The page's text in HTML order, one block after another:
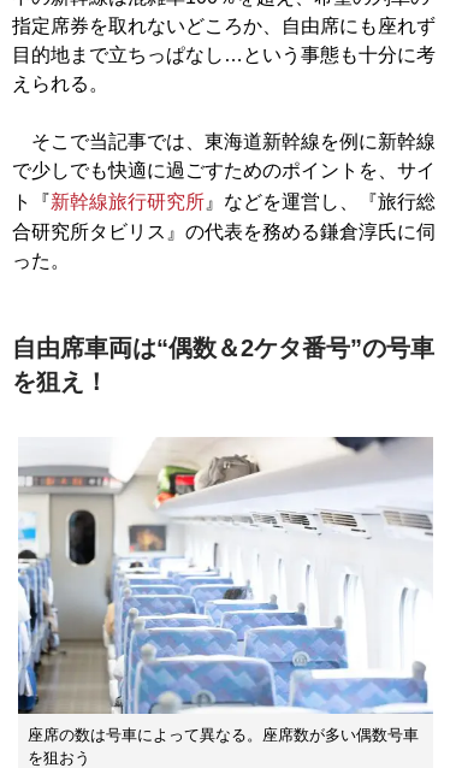
指定席券を取れないどころか、自由席にも座れず
目的地まで立ちっぱなし…という事態も十分に考
えられる。
そこで当記事では、東海道新幹線を例に新幹線
で少しでも快適に過ごすためのポイントを、サイ
ト『新幹線旅行研究所 』などを運営し、『旅行総
合研究所タビリス』の代表を務める鎌倉淳氏に伺
った。
自由席車両は“偶数＆2ケタ番号”の号車
を狙え！
座席の数は号車によって異なる。座席数が多い偶数号車
を狙おう